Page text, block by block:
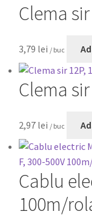
Clema
3,79 lei / buc
Clema
2,97 lei / buc
Cablu
100m/